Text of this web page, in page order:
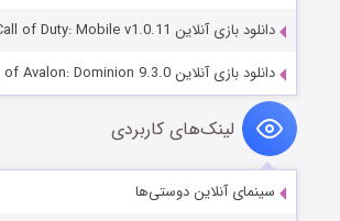
دانلود بازی آنلاین Call of Duty: Mobile v1.0.11
دانلود بازی آنلاین King of Avalon: Dominion 9.3.0
لینک‌های کاربردی
سینمای آنلاین دوستی‌ها